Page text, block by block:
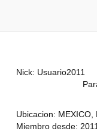
Nick: Usuario2011
Ubicacion: MEXICO,
Miembro desde: